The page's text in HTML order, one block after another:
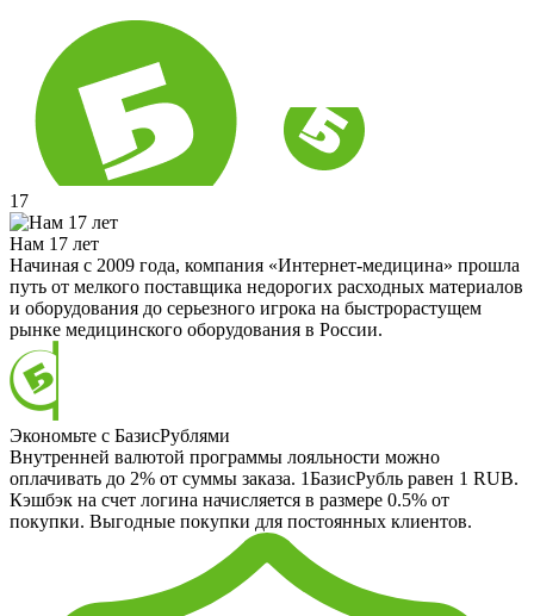
17
Нам 17 лет
Начиная с 2009 года, компания «Интернет-медицина» прошла
путь от мелкого поставщика недорогих расходных материалов
и оборудования до серьезного игрока на быстрорастущем
рынке медицинского оборудования в России.
Экономьте с БазисРублями
Внутренней валютой программы лояльности можно
оплачивать до 2% от суммы заказа. 1БазисРубль равен 1 RUB.
Кэшбэк на счет логина начисляется в размере 0.5% от
покупки. Выгодные покупки для постоянных клиентов.